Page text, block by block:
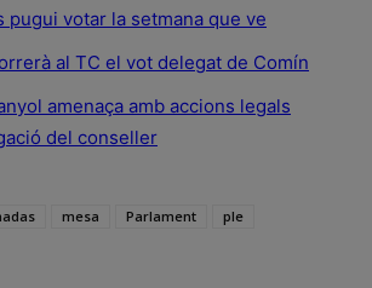
pugui votar la setmana que ve
al TC el vot delegat de Comín
amenaça amb accions legals
del conseller
mesa Parlament
ple